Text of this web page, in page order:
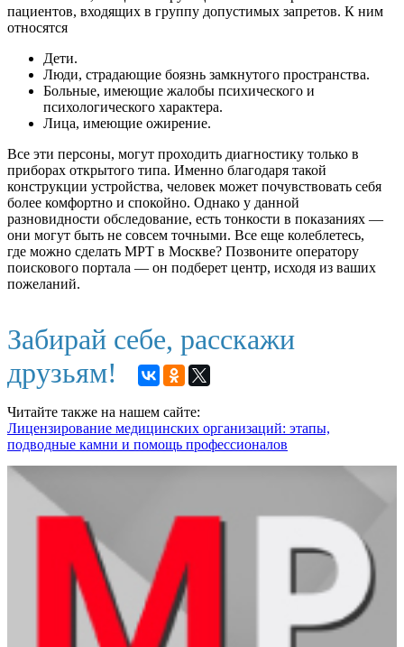
пациентов, входящих в группу допустимых запретов. К ним
относятся
Дети.
Люди, страдающие боязнь замкнутого пространства.
Больные, имеющие жалобы психического и
психологического характера.
Лица, имеющие ожирение.
Все эти персоны, могут проходить диагностику только в
приборах открытого типа. Именно благодаря такой
конструкции устройства, человек может почувствовать себя
более комфортно и спокойно. Однако у данной
разновидности обследование, есть тонкости в показаниях —
они могут быть не совсем точными. Все еще колеблетесь,
где можно сделать МРТ в Москве? Позвоните оператору
поискового портала — он подберет центр, исходя из ваших
пожеланий.
Забирай себе, расскажи
друзьям!
Читайте также на нашем сайте:
Лицензирование медицинских организаций: этапы,
подводные камни и помощь профессионалов